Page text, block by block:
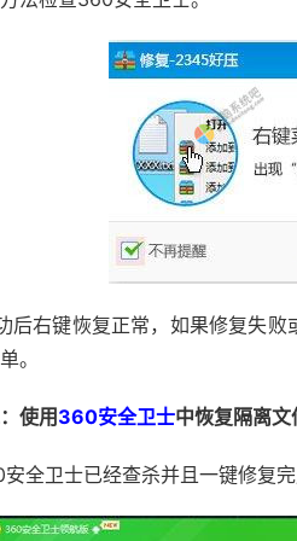
后右键恢复正常，如果修复失
。
使用 360安全卫士中恢复隔离文
全卫士已经查杀并且一键修复